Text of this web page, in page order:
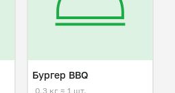
Бургер BBQ
0,3 кг ≈ 1 шт.